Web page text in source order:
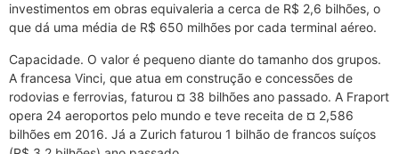
investimentos em obras equivaleria a cerca de R$ 2,6 bilhões, o
que dá uma média de R$ 650 milhões por cada terminal aéreo.
Capacidade. O valor é pequeno diante do tamanho dos grupos.
A francesa Vinci, que atua em construção e concessões de
rodovias e ferrovias, faturou ¤ 38 bilhões ano passado. A Fraport
opera 24 aeroportos pelo mundo e teve receita de ¤ 2,586
bilhões em 2016. Já a Zurich faturou 1 bilhão de francos suíços